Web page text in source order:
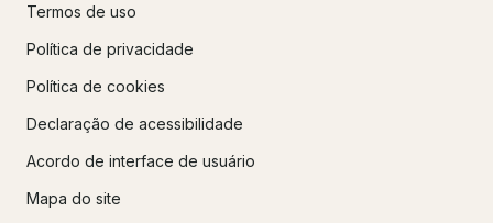
Termos de uso
Política de privacidade
Política de cookies
Declaração de acessibilidade
Acordo de interface de usuário
Mapa do site